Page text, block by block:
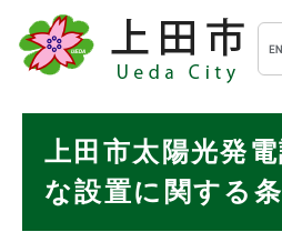
メニューを飛ばし
キ
ー
ワ
検
上田市太陽光発
な設置に関する